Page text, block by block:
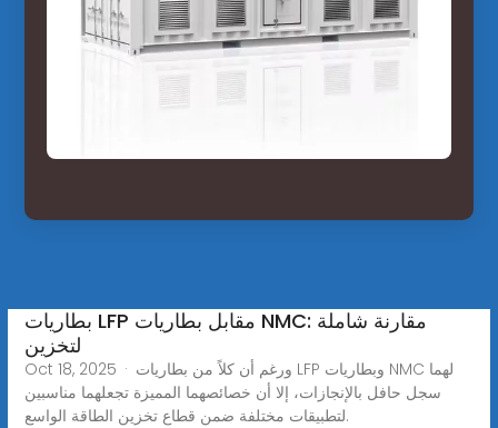
بطاريات LFP مقابل بطاريات NMC: مقارنة شاملة
لتخزين
Oct 18, 2025 · ورغم أن كلاً من بطاريات LFP وبطاريات NMC لهما
سجل حافل بالإنجازات، إلا أن خصائصهما المميزة تجعلهما مناسبين
لتطبيقات مختلفة ضمن قطاع تخزين الطاقة الواسع.